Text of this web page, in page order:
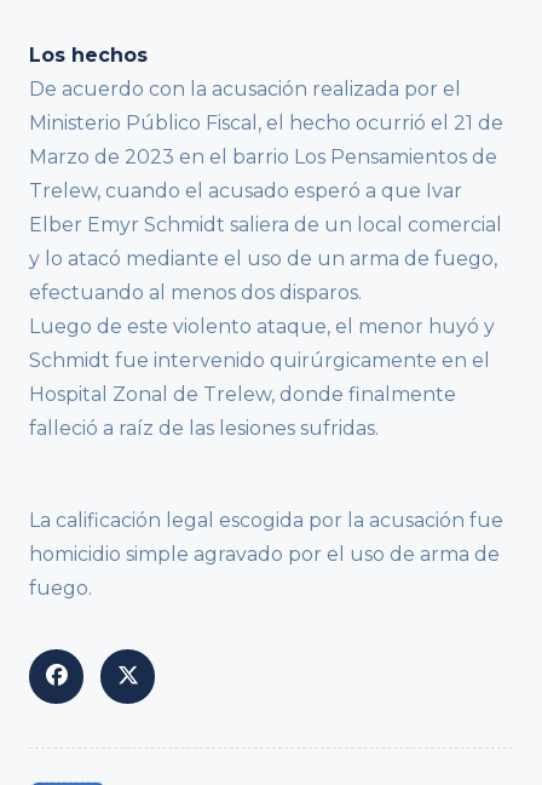
Los hechos
De acuerdo con la acusación realizada por el
Ministerio Público Fiscal, el hecho ocurrió el 21 de
Marzo de 2023 en el barrio Los Pensamientos de
Trelew, cuando el acusado esperó a que Ivar
Elber Emyr Schmidt saliera de un local comercial
y lo atacó mediante el uso de un arma de fuego,
efectuando al menos dos disparos.
Luego de este violento ataque, el menor huyó y
Schmidt fue intervenido quirúrgicamente en el
Hospital Zonal de Trelew, donde finalmente
falleció a raíz de las lesiones sufridas.
La calificación legal escogida por la acusación fue
homicidio simple agravado por el uso de arma de
fuego.